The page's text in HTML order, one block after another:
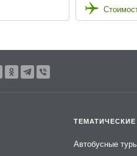
Автобусные